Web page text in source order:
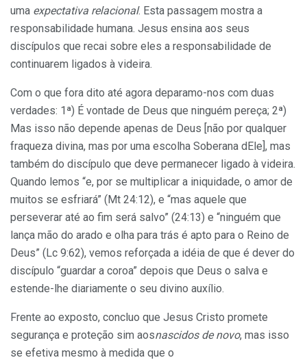
uma expectativa relacional. Esta passagem mostra a
responsabilidade humana. Jesus ensina aos seus
discípulos que recai sobre eles a responsabilidade de
continuarem ligados à videira.
Com o que fora dito até agora deparamo-nos com duas
verdades: 1ª) É vontade de Deus que ninguém pereça; 2ª)
Mas isso não depende apenas de Deus [não por qualquer
fraqueza divina, mas por uma escolha Soberana dEle], mas
também do discípulo que deve permanecer ligado à videira.
Quando lemos “e, por se multiplicar a iniquidade, o amor de
muitos se esfriará” (Mt 24:12), e “mas aquele que
perseverar até ao fim será salvo” (24:13) e “ninguém que
lança mão do arado e olha para trás é apto para o Reino de
Deus” (Lc 9:62), vemos reforçada a idéia de que é dever do
discípulo “guardar a coroa” depois que Deus o salva e
estende-lhe diariamente o seu divino auxílio.
Frente ao exposto, concluo que Jesus Cristo promete
segurança e proteção sim aosnascidos de novo, mas isso
se efetiva mesmo à medida que o